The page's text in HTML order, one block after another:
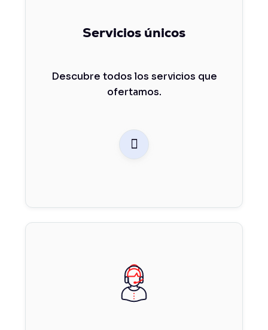
Servicios únicos
Descubre todos los servicios que
ofertamos.
